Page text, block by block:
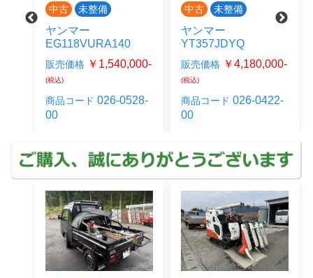
中古 未整備
ヤンマー
EG118VURA140
販売価格 ￥1,540,000-
(税込)
商品コード 026-0528-
00
中古 未整備
ヤンマー
YT357JDYQ
販売価格 ￥4,180,000-
(税込)
商品コード 026-0422-
00